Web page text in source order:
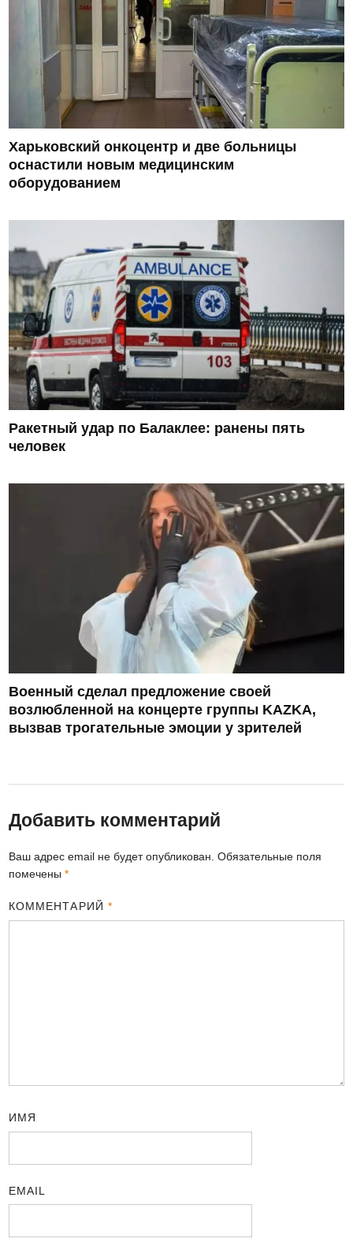
Харьковский онкоцентр и две больницы
оснастили новым медицинским
оборудованием
Ракетный удар по Балаклее: ранены пять
человек
Военный сделал предложение своей
возлюбленной на концерте группы KAZKA,
вызвав трогательные эмоции у зрителей
Добавить комментарий
Ваш адрес email не будет опубликован. Обязательные поля
помечены*
КОММЕНТАРИЙ *
ИМЯ
EMAIL